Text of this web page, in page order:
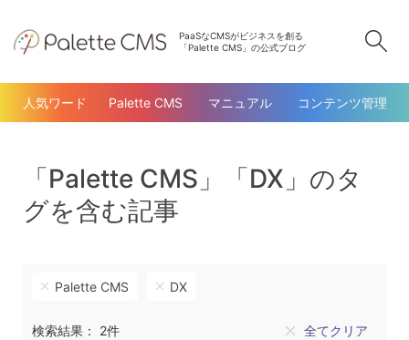
PaaSなCMSがビジネスを創る
「Palette CMS」の公式ブログ
人気ワード Palette CMS マニュアル コンテンツ管理
「Palette CMS」「DX」のタ
グを含む記事
Palette CMS DX
検索結果： 2件 全てクリア